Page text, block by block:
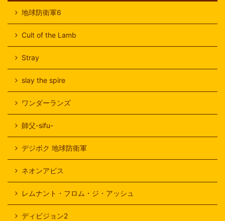
地球防衛軍6
Cult of the Lamb
Stray
slay the spire
ワンダーランズ
師父-sifu-
デジボク 地球防衛軍
ネオンアビス
レムナント・フロム・ジ・アッシュ
ディビジョン2